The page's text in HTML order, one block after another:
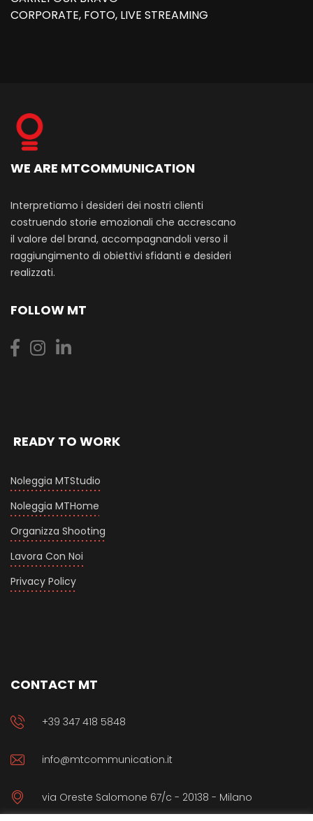
CORPORATE, FOTO, LIVE STREAMING
WE ARE MTCOMMUNICATION
Interpretiamo i desideri dei nostri clienti
costruendo storie emozionali che accrescano
il valore del brand, accompagnandoli verso il
raggiungimento di obiettivi sfidanti e desideri
realizzati.
FOLLOW MT
READY TO WORK
Noleggia MTStudio
Noleggia MTHome
Organizza Shooting
Lavora Con Noi
Privacy Policy
CONTACT MT
+39 347 418 5848
info@mtcommunication.it
via Oreste Salomone 67/c - 20138 - Milano